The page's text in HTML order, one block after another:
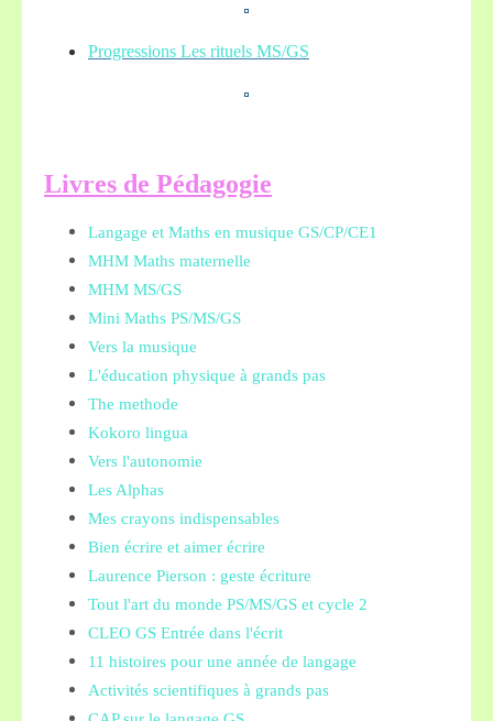
Progressions Les rituels MS/GS
Livres de Pédagogie
Langage et Maths en musique GS/CP/CE1
MHM Maths maternelle
MHM MS/GS
Mini Maths PS/MS/GS
Vers la musique
L'éducation physique à grands pas
The methode
Kokoro lingua
Vers l'autonomie
Les Alphas
Mes crayons indispensables
Bien écrire et aimer écrire
Laurence Pierson : geste écriture
Tout l'art du monde PS/MS/GS et cycle 2
CLEO GS Entrée dans l'écrit
11 histoires pour une année de langage
Activités scientifiques à grands pas